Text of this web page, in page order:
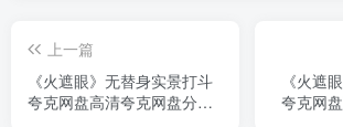
上一篇
《火遮眼》无替身实景打斗
夸克网盘高清夸克网盘分享
《火遮
夸克网